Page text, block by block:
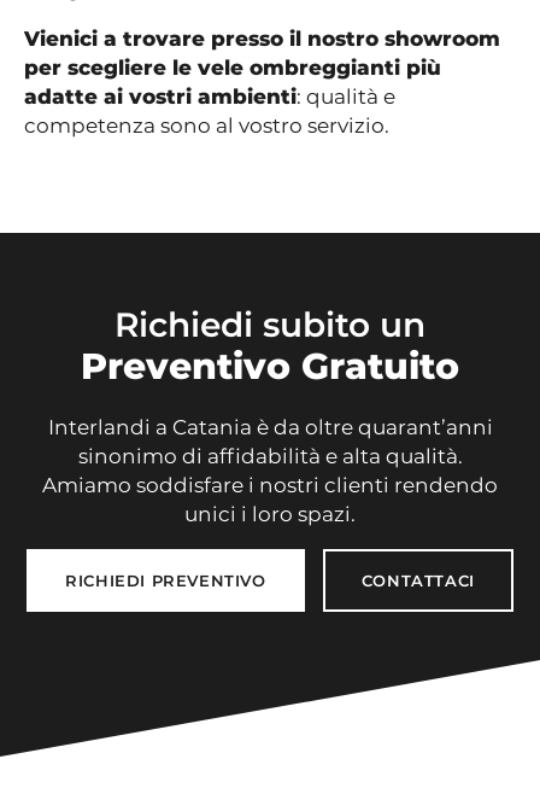
Vienici a trovare presso il nostro showroom
per scegliere le vele ombreggianti più
adatte ai vostri ambienti: qualità e
competenza sono al vostro servizio.
Richiedi subito un
Preventivo Gratuito
Interlandi a Catania è da oltre quarant’anni
sinonimo di affidabilità e alta qualità.
Amiamo soddisfare i nostri clienti rendendo
unici i loro spazi.
RICHIEDI PREVENTIVO CONTATTACI